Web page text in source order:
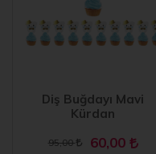
Diş Buğdayı Mavi
Kürdan
95,00 60,00